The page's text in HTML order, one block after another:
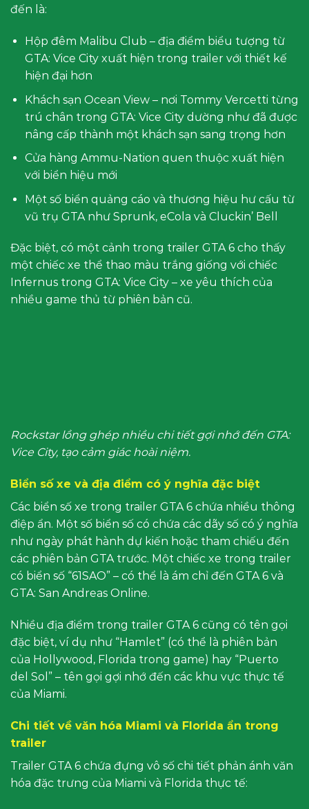
đến là:
Hộp đêm Malibu Club – địa điểm biểu tượng từ
GTA: Vice City xuất hiện trong trailer với thiết kế
hiện đại hơn
Khách sạn Ocean View – nơi Tommy Vercetti từng
trú chân trong GTA: Vice City dường như đã được
nâng cấp thành một khách sạn sang trọng hơn
Cửa hàng Ammu-Nation quen thuộc xuất hiện
với biển hiệu mới
Một số biển quảng cáo và thương hiệu hư cấu từ
vũ trụ GTA như Sprunk, eCola và Cluckin’ Bell
Đặc biệt, có một cảnh trong trailer GTA 6 cho thấy
một chiếc xe thể thao màu trắng giống với chiếc
Infernus trong GTA: Vice City – xe yêu thích của
nhiều game thủ từ phiên bản cũ.
Rockstar lồng ghép nhiều chi tiết gợi nhớ đến GTA:
Vice City, tạo cảm giác hoài niệm.
Biển số xe và địa điểm có ý nghĩa đặc biệt
Các biển số xe trong trailer GTA 6 chứa nhiều thông
điệp ẩn. Một số biển số có chứa các dãy số có ý nghĩa
như ngày phát hành dự kiến hoặc tham chiếu đến
các phiên bản GTA trước. Một chiếc xe trong trailer
có biển số “61SAO” – có thể là ám chỉ đến GTA 6 và
GTA: San Andreas Online.
Nhiều địa điểm trong trailer GTA 6 cũng có tên gọi
đặc biệt, ví dụ như “Hamlet” (có thể là phiên bản
của Hollywood, Florida trong game) hay “Puerto
del Sol” – tên gọi gợi nhớ đến các khu vực thực tế
của Miami.
Chi tiết về văn hóa Miami và Florida ẩn trong
trailer
Trailer GTA 6 chứa đựng vô số chi tiết phản ánh văn
hóa đặc trưng của Miami và Florida thực tế: